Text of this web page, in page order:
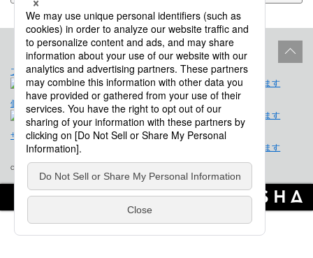
プロダクトライフサイクル サイトポリシー
個人情報保護法に基づく公表事項 免責事項
サイトマップ 会社概要
Copyright © Saison Technology Co., Ltd. All Rights Reserved.
Powered by